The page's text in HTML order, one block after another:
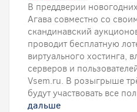
В преддверии
Агава совместно со
скандинавский
проводит бесплатную
виртуального хостинга,
серверов и
Vsem.ru. В розыгрыше
будут участвовать все
дальше